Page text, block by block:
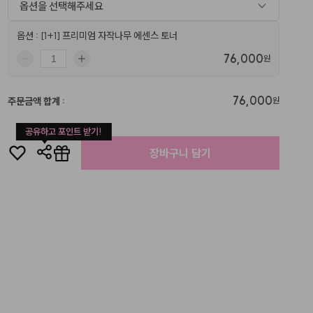
옵션을 선택해주세요
옵션 : [1+1] 프리미엄 자작나무 에센스 토너
76,000원
주문금액 합계 : 76,000원
공유하고 포인트 받기!
장바구니 담기